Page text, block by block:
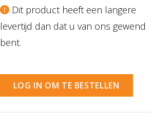
Dit product heeft een langere
levertijd dan dat u van ons gewend
bent.
LOG IN OM TE BESTELLEN